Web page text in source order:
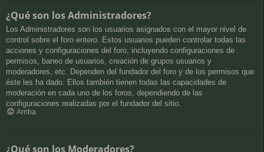
¿Qué son los Administradores?
Los Administradores son los usuarios asignados con el mayor nivel de
control sobre el foro entero. Estos usuarios pueden controlar todas las
acciones y configuraciones del foro, incluyendo configuraciones de
permisos, baneo de usuarios, creación de grupos usuarios y
moderadores, etc. Dependen del fundador del foro y de los permisos que
éste les ha dado. Ellos también tienen todas las capacidades de
moderación en cada uno de los foros, dependiendo de las
configuraciones realizadas por el fundador del sitio.
Arriba
¿Qué son los Moderadores?